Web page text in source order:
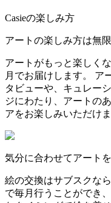
Casieの楽しみ方
アートの楽しみ方は無
アートがもっと楽しく
月でお届けします。 ア
タビューや、キュレー
ジにわたり、アートの
アをお楽しみいただけま
気分に合わせてアート
絵の交換はサブスクな
で毎月行うことができ